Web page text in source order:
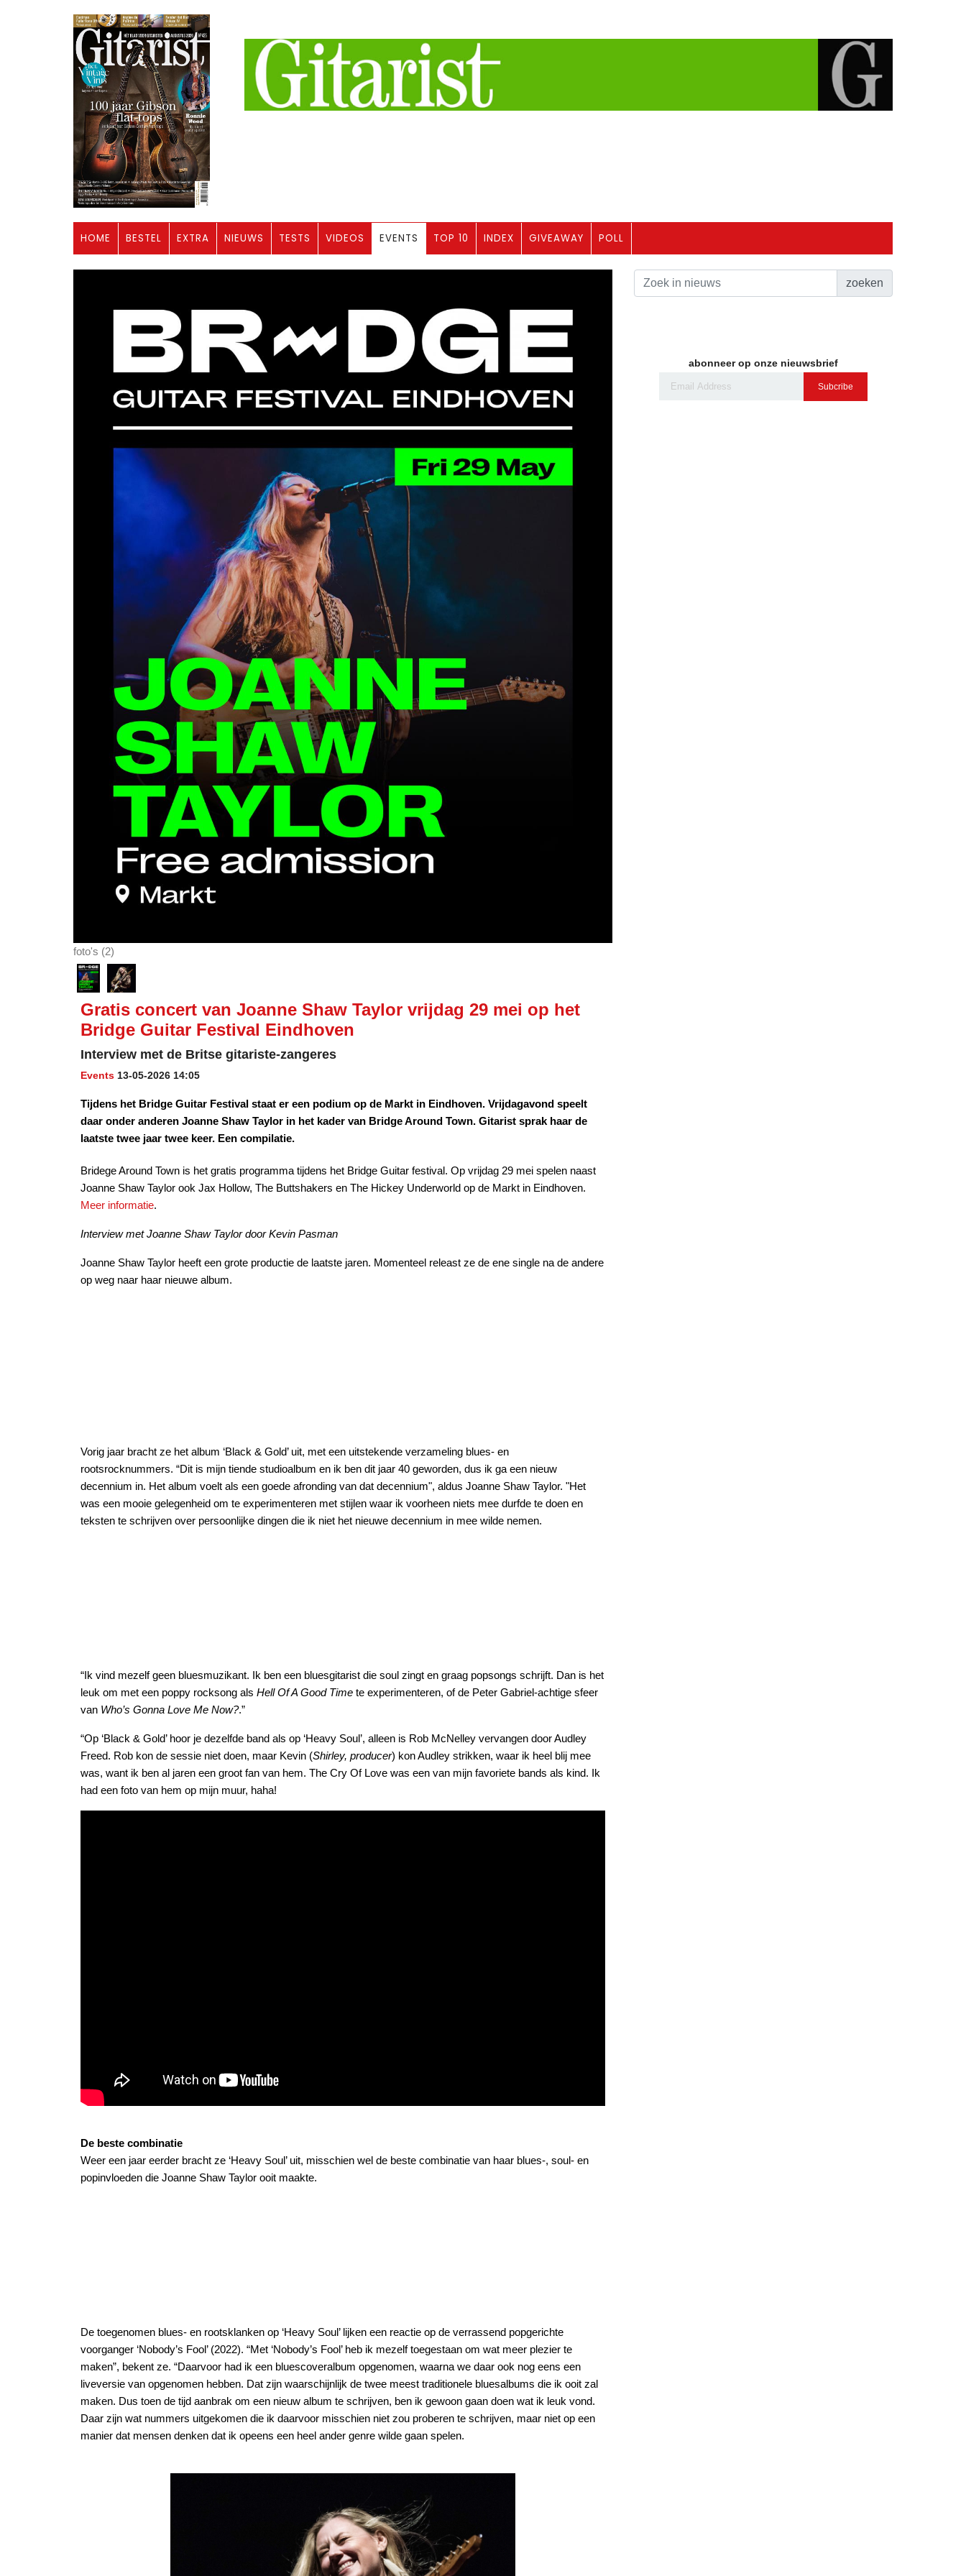
HOME BESTEL EXTRA NIEUWS TESTS VIDEOS EVENTS TOP 10 INDEX GIVEAWAY POLL
foto's (2)
Gratis concert van Joanne Shaw Taylor vrijdag 29 mei op het
Bridge Guitar Festival Eindhoven
Interview met de Britse gitariste-zangeres
Events 13-05-2026 14:05
Tijdens het Bridge Guitar Festival staat er een podium op de Markt in Eindhoven. Vrijdagavond speelt
daar onder anderen Joanne Shaw Taylor in het kader van Bridge Around Town. Gitarist sprak haar de
laatste twee jaar twee keer. Een compilatie.
Bridege Around Town is het gratis programma tijdens het Bridge Guitar festival. Op vrijdag 29 mei spelen naast
Joanne Shaw Taylor ook Jax Hollow, The Buttshakers en The Hickey Underworld op de Markt in Eindhoven.
Meer informatie.
Interview met Joanne Shaw Taylor door Kevin Pasman
Joanne Shaw Taylor heeft een grote productie de laatste jaren. Momenteel releast ze de ene single na de andere
op weg naar haar nieuwe album.
Vorig jaar bracht ze het album ‘Black & Gold’ uit, met een uitstekende verzameling blues- en
rootsrocknummers. “Dit is mijn tiende studioalbum en ik ben dit jaar 40 geworden, dus ik ga een nieuw
decennium in. Het album voelt als een goede afronding van dat decennium", aldus Joanne Shaw Taylor. "Het
was een mooie gelegenheid om te experimenteren met stijlen waar ik voorheen niets mee durfde te doen en
teksten te schrijven over persoonlijke dingen die ik niet het nieuwe decennium in mee wilde nemen.
“Ik vind mezelf geen bluesmuzikant. Ik ben een bluesgitarist die soul zingt en graag popsongs schrijft. Dan is het
leuk om met een poppy rocksong als Hell Of A Good Time te experimenteren, of de Peter Gabriel-achtige sfeer
van Who’s Gonna Love Me Now?.”
“Op ‘Black & Gold’ hoor je dezelfde band als op ‘Heavy Soul’, alleen is Rob McNelley vervangen door Audley
Freed. Rob kon de sessie niet doen, maar Kevin (Shirley, producer) kon Audley strikken, waar ik heel blij mee
was, want ik ben al jaren een groot fan van hem. The Cry Of Love was een van mijn favoriete bands als kind. Ik
had een foto van hem op mijn muur, haha!
De beste combinatie
Weer een jaar eerder bracht ze ‘Heavy Soul’ uit, misschien wel de beste combinatie van haar blues-, soul- en
popinvloeden die Joanne Shaw Taylor ooit maakte.
De toegenomen blues- en rootsklanken op ‘Heavy Soul’ lijken een reactie op de verrassend popgerichte
voorganger ‘Nobody’s Fool’ (2022). “Met ‘Nobody’s Fool’ heb ik mezelf toegestaan om wat meer plezier te
maken”, bekent ze. “Daarvoor had ik een bluescoveralbum opgenomen, waarna we daar ook nog eens een
liveversie van opgenomen hebben. Dat zijn waarschijnlijk de twee meest traditionele bluesalbums die ik ooit zal
maken. Dus toen de tijd aanbrak om een nieuw album te schrijven, ben ik gewoon gaan doen wat ik leuk vond.
Daar zijn wat nummers uitgekomen die ik daarvoor misschien niet zou proberen te schrijven, maar niet op een
manier dat mensen denken dat ik opeens een heel ander genre wilde gaan spelen.
zoeken
abonneer op onze nieuwsbrief
Subcribe